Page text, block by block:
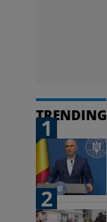
TRENDING
1
2